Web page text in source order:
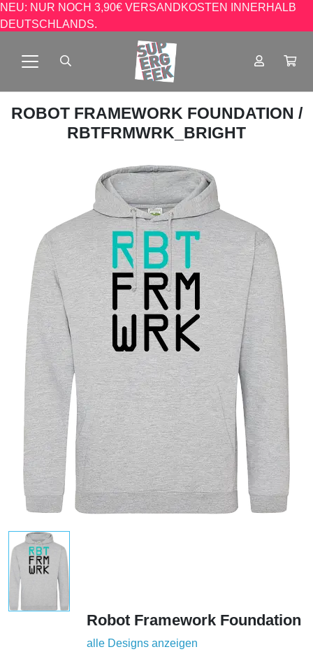
NEU: NUR NOCH 3,90€ VERSANDKOSTEN INNERHALB
DEUTSCHLANDS.
ROBOT FRAMEWORK FOUNDATION /
RBTFRMWRK_BRIGHT
Robot Framework Foundation
alle Designs anzeigen